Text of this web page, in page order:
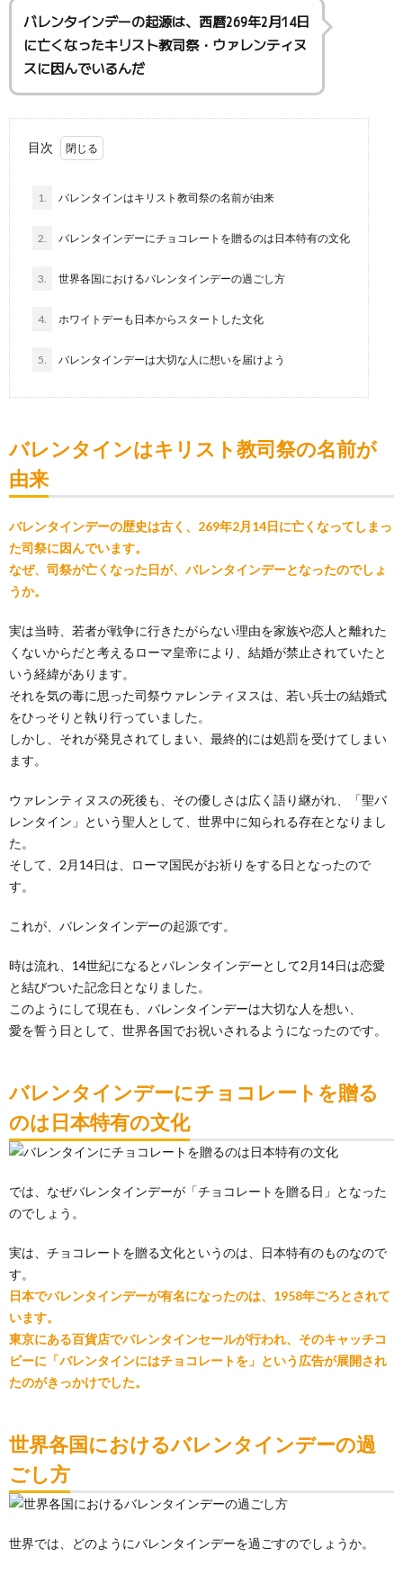
バレンタインデーの起源は、西暦269年2月14日
に亡くなったキリスト教司祭・ウァレンティヌ
スに因んでいるんだ
目次
1. バレンタインはキリスト教司祭の名前が由来
2. バレンタインデーにチョコレートを贈るのは日本特有の文化
3. 世界各国におけるバレンタインデーの過ごし方
4. ホワイトデーも日本からスタートした文化
5. バレンタインデーは大切な人に想いを届けよう
バレンタインはキリスト教司祭の名前が
由来
バレンタインデーの歴史は古く、269年2月14日に亡くなってしまっ
た司祭に因んでいます。
なぜ、司祭が亡くなった日が、バレンタインデーとなったのでしょ
うか。
実は当時、若者が戦争に行きたがらない理由を家族や恋人と離れた
くないからだと考えるローマ皇帝により、結婚が禁止されていたと
いう経緯があります。
それを気の毒に思った司祭ウァレンティヌスは、若い兵士の結婚式
をひっそりと執り行っていました。
しかし、それが発見されてしまい、最終的には処罰を受けてしまい
ます。
ウァレンティヌスの死後も、その優しさは広く語り継がれ、「聖バ
レンタイン」という聖人として、世界中に知られる存在となりまし
た。
そして、2月14日は、ローマ国民がお祈りをする日となったので
す。
これが、バレンタインデーの起源です。
時は流れ、14世紀になるとバレンタインデーとして2月14日は恋愛
と結びついた記念日となりました。
このようにして現在も、バレンタインデーは大切な人を想い、
愛を誓う日として、世界各国でお祝いされるようになったのです。
バレンタインデーにチョコレートを贈る
のは日本特有の文化
では、なぜバレンタインデーが「チョコレートを贈る日」となった
のでしょう。
実は、チョコレートを贈る文化というのは、日本特有のものなので
す。
日本でバレンタインデーが有名になったのは、1958年ごろとされて
います。
東京にある百貨店でバレンタインセールが行われ、そのキャッチコ
ピーに「バレンタインにはチョコレートを」という広告が展開され
たのがきっかけでした。
世界各国におけるバレンタインデーの過
ごし方
世界では、どのようにバレンタインデーを過ごすのでしょうか。